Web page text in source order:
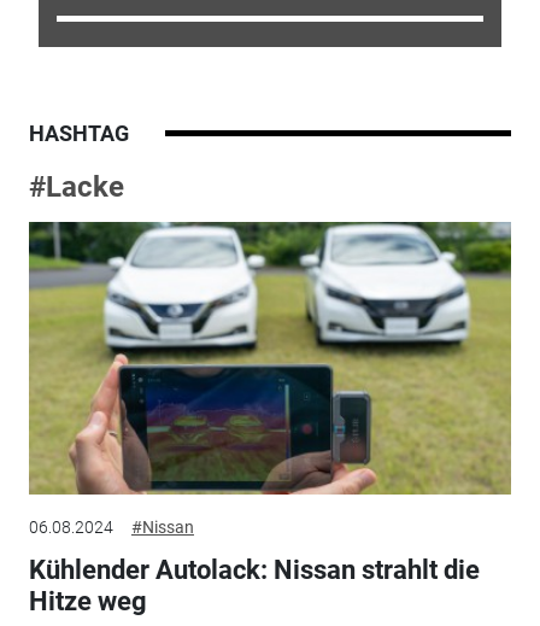
HASHTAG
#Lacke
06.08.2024 #Nissan
Kühlender Autolack: Nissan strahlt die
Hitze weg